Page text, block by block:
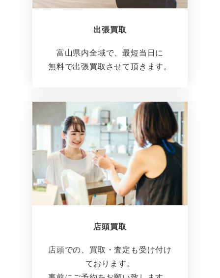
出張買取
富山県内全域で、最短当日に
無料で出張買取させて頂きます。
店頭買取
店頭での、買取・査定も受け付け
ております。